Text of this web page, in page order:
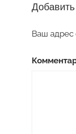
Ваш адрес